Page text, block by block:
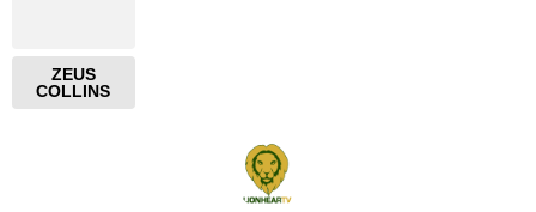
ZEUS
COLLINS